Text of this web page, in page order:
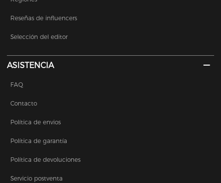
Reseñas de influencers
Selección del editor
ASISTENCIA
FAQ
Contacto
Política de envios
Política de garantía
Política de devoluciones
Servicio postventa